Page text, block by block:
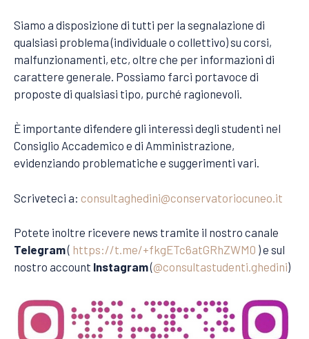
Siamo a disposizione di tutti per la segnalazione di
qualsiasi problema (individuale o collettivo) su corsi,
malfunzionamenti, etc, oltre che per informazioni di
carattere generale. Possiamo farci portavoce di
proposte di qualsiasi tipo, purché ragionevoli.
È importante difendere gli interessi degli studenti nel
Consiglio Accademico e di Amministrazione,
evidenziando problematiche e suggerimenti vari.
Scriveteci a: consultaghedini@conservatoriocuneo.it
Potete inoltre ricevere news tramite il nostro canale
Telegram( https://t.me/+fkgETc6atGRhZWM0 ) e sul
nostro account Instagram(@consultastudenti.ghedini)